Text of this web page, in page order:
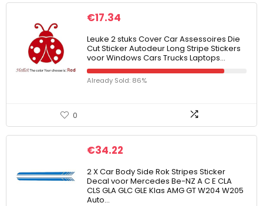
€17.34
Leuke 2 stuks Cover Car Assessoires Die
Cut Sticker Autodeur Long Stripe Stickers
voor Windows Cars Trucks Laptops…
Already Sold: 86%
0
€34.22
2 X Car Body Side Rok Stripes Sticker
Decal voor Mercedes Be-NZ A C E CLA
CLS GLA GLC GLE Klas AMG GT W204 W205
Auto…